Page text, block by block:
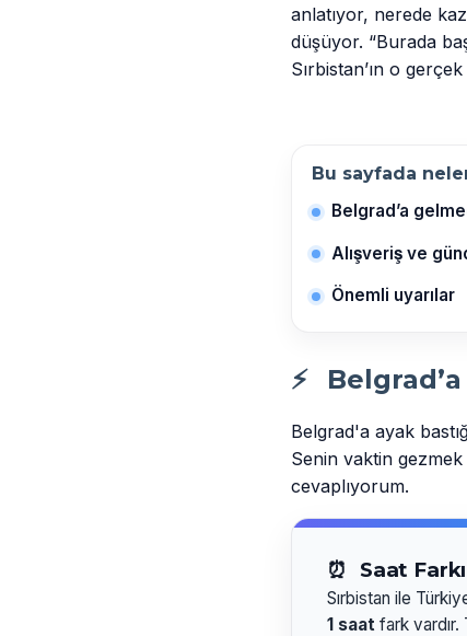
anlatıyor, nerede
düşüyor. “Burada
Sırbistan’ın o
Bu sayfada
Belgrad’a
Alışveriş ve
Önemli uyarılar
⚡
Belgrad'a ayak
Senin vaktin
cevaplıyorum.
⏰ Saat Farkı
Sırbistan ile
1 saat fark